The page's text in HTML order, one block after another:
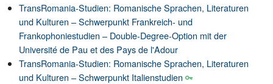
TransRomania-Studien: Romanische Sprachen, Literaturen
und Kulturen – Schwerpunkt Frankreich- und
Frankophoniestudien – Double-Degree-Option mit der
Université de Pau et des Pays de l'Adour
TransRomania-Studien: Romanische Sprachen, Literaturen
und Kulturen – Schwerpunkt Italienstudien